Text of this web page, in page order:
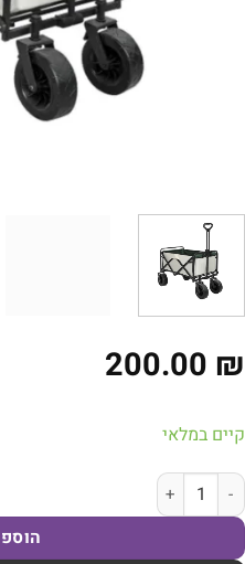
200.00
במלאי
של עגלת שטח מתקפלת רב-